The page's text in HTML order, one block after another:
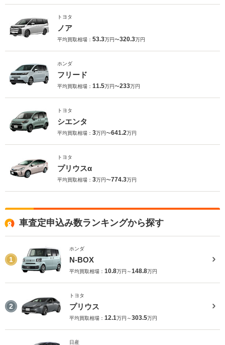
トヨタ
ノア
平均買取相場： 53.3万円〜320.3万円
ホンダ
フリード
平均買取相場： 11.5万円〜233万円
トヨタ
シエンタ
平均買取相場： 3万円〜641.2万円
トヨタ
プリウスα
平均買取相場： 3万円〜774.3万円
車査定申込み数ランキングから探す
1
ホンダ
N-BOX
平均買取相場： 10.8万円～148.8万円
2
トヨタ
プリウス
平均買取相場： 12.1万円～303.5万円
日産